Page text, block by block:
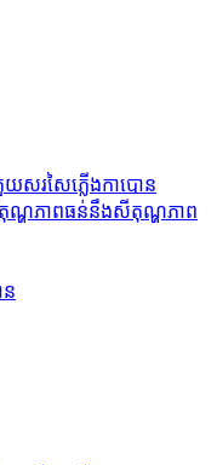
សរសៃភ្លើងកាបោន
ណ្ហភាពធន់នឹងសីតុណ្ហភាព
ន